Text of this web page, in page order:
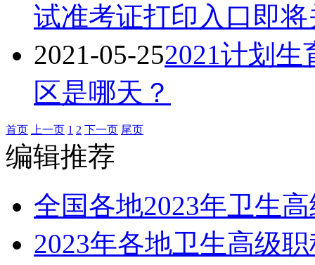
试准考证打印入口即
2021-05-252021计划
区是哪天？
首页 上一页 1 2 下一页 尾页
编辑推荐
全国各地2023年卫生
2023年各地卫生高级